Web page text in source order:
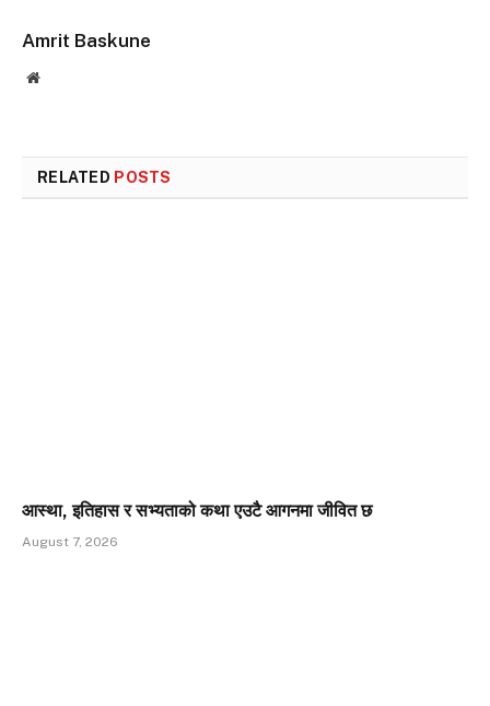
Amrit Baskune
Website
RELATED POSTS
आस्था, इतिहास र सभ्यताको कथा एउटै आगनमा जीवित छ
August 7, 2026